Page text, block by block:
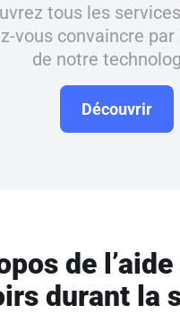
tous les
vous convaincre
de notre
Découvrir
de
durant la